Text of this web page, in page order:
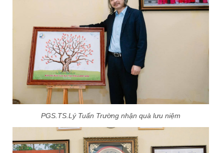
PGS.TS.Lý Tuấn Trường nhận quà lưu niệm